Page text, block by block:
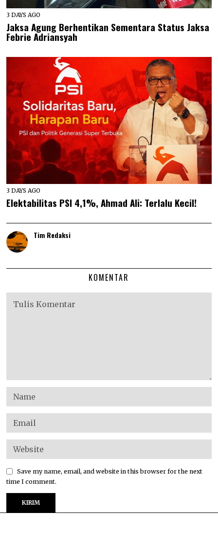
3 DAYS AGO
Jaksa Agung Berhentikan Sementara Status Jaksa
Febrie Adriansyah
3 DAYS AGO
Elektabilitas PSI 4,1%, Ahmad Ali: Terlalu Kecil!
Tim Redaksi
KOMENTAR
Save my name, email, and website in this browser for the next
time I comment.